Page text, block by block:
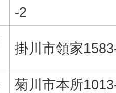
-2
掛川市領家
菊川市本所